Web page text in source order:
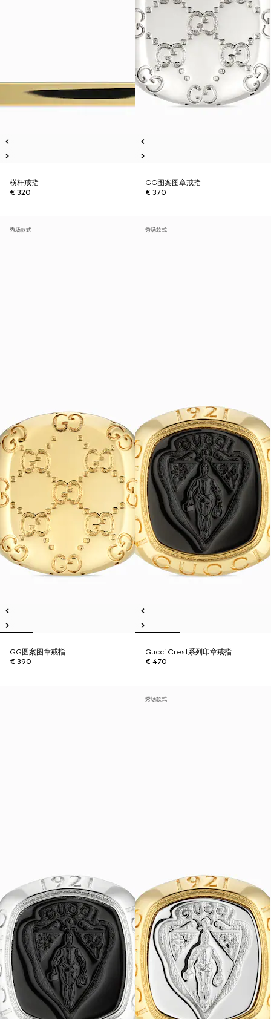
横杆戒指
€ 320
GG图案图章戒指
€ 370
秀场款式
GG图案图章戒指
€ 390
秀场款式
Gucci Crest系列印章戒指
€ 470
秀场款式